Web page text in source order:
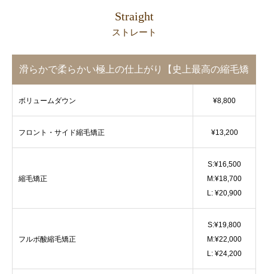
Straight
ストレート
滑らかで柔らかい極上の仕上がり【史上最高の縮毛矯
ボリュームダウン ¥8,800
フロント・サイド縮毛矯正 ¥13,200
縮毛矯正
S:¥16,500
M:¥18,700
L: ¥20,900
フルボ酸縮毛矯正
S:¥19,800
M:¥22,000
L: ¥24,200